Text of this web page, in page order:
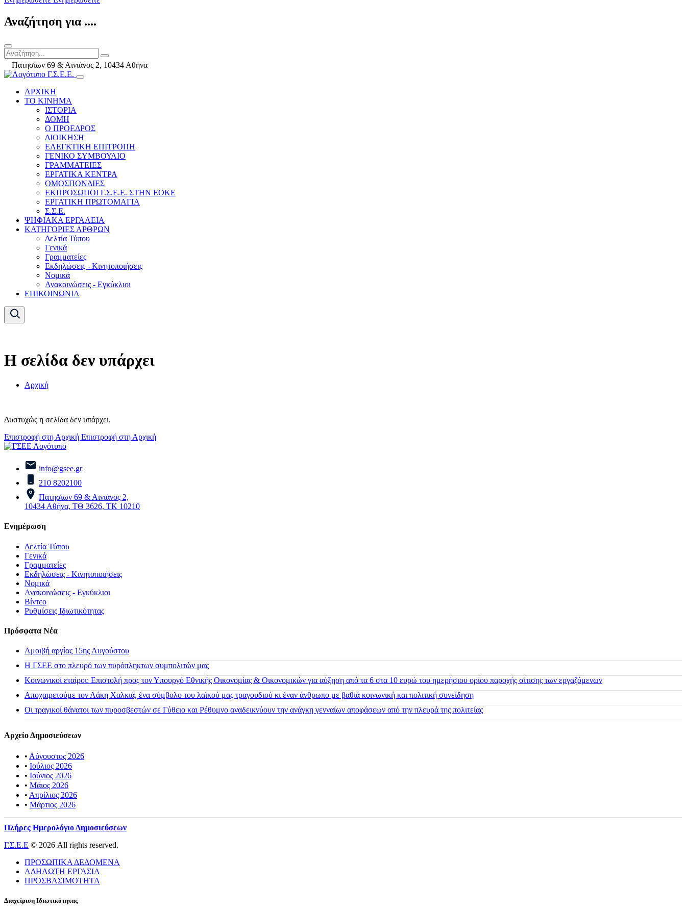
Αναζήτηση για ....
Πατησίων 69 & Αινιάνος 2, 10434 Αθήνα
ΑΡΧΙΚΗ
ΤΟ ΚΙΝΗΜΑ
ΙΣΤΟΡΙΑ
ΔΟΜΗ
Ο ΠΡΟΕΔΡΟΣ
ΔΙΟΙΚΗΣΗ
ΕΛΕΓΚΤΙΚΗ ΕΠΙΤΡΟΠΗ
ΓΕΝΙΚΟ ΣΥΜΒΟΥΛΙΟ
ΓΡΑΜΜΑΤΕΙΕΣ
ΕΡΓΑΤΙΚΑ ΚΕΝΤΡΑ
ΟΜΟΣΠΟΝΔΙΕΣ
ΕΚΠΡΟΣΩΠΟΙ Γ.Σ.Ε.Ε. ΣΤΗΝ ΕΟΚΕ
ΕΡΓΑΤΙΚΗ ΠΡΩΤΟΜΑΓΙΑ
Σ.Σ.Ε.
ΨΗΦΙΑΚΑ ΕΡΓΑΛΕΙΑ
ΚΑΤΗΓΟΡΙΕΣ ΑΡΘΡΩΝ
Δελτία Τύπου
Γενικά
Γραμματείες
Εκδηλώσεις - Κινητοποιήσεις
Νομικά
Ανακοινώσεις - Εγκύκλιοι
ΕΠΙΚΟΙΝΩΝΙΑ
Η σελίδα δεν υπάρχει
Αρχική
Δυστυχώς η σελίδα δεν υπάρχει.
Επιστροφή στη Αρχική Επιστροφή στη Αρχική
info@gsee.gr
210 8202100
Πατησίων 69 & Αινιάνος 2,
10434 Αθήνα, ΤΘ 3626, ΤΚ 10210
Ενημέρωση
Δελτία Τύπου
Γενικά
Γραμματείες
Εκδηλώσεις - Κινητοποιήσεις
Νομικά
Ανακοινώσεις - Εγκύκλιοι
Βίντεο
Ρυθμίσεις Ιδιωτικότητας
Πρόσφατα Νέα
Αμοιβή αργίας 15ης Αυγούστου
H ΓΣΕΕ στο πλευρό των πυρόπληκτων συμπολιτών μας
Κοινωνικοί εταίροι: Επιστολή προς τον Υπουργό Εθνικής Οικονομίας & Οικονομικών για αύξηση από τα 6 στα 10 ευρώ του ημερήσιου ορίου παροχής σίτισης των εργαζόμενων
Αποχαιρετούμε τον Λάκη Χαλκιά, ένα σύμβολο του λαϊκού μας τραγουδιού κι έναν άνθρωπο με βαθιά κοινωνική και πολιτική συνείδηση
Οι τραγικοί θάνατοι των πυροσβεστών σε Γύθειο και Ρέθυμνο αναδεικνύουν την ανάγκη γενναίων αποφάσεων από την πλευρά της πολιτείας
Αρχείο Δημοσιεύσεων
• Αύγουστος 2026
• Ιούλιος 2026
• Ιούνιος 2026
• Μάιος 2026
• Απρίλιος 2026
• Μάρτιος 2026
Πλήρες Ημερολόγιο Δημοσιεύσεων
Γ.Σ.Ε.Ε © 2026 All rights reserved.
ΠΡΟΣΩΠΙΚΑ ΔΕΔΟΜΕΝΑ
ΑΔΗΛΩΤΗ ΕΡΓΑΣΙΑ
ΠΡΟΣΒΑΣΙΜΟΤΗΤΑ
Διαχείριση Ιδιωτικότητας